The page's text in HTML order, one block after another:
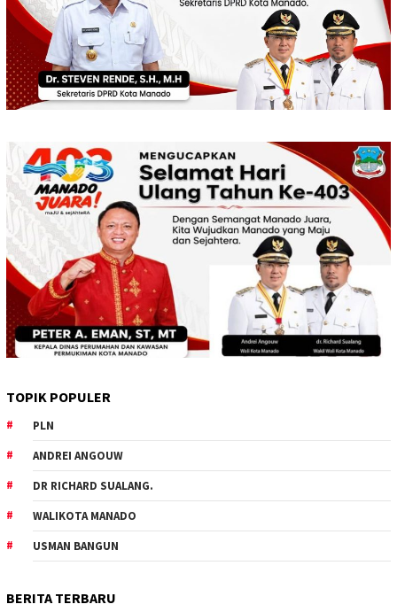
TOPIK POPULER
PLN
ANDREI ANGOUW
DR RICHARD SUALANG.
WALIKOTA MANADO
USMAN BANGUN
BERITA TERBARU